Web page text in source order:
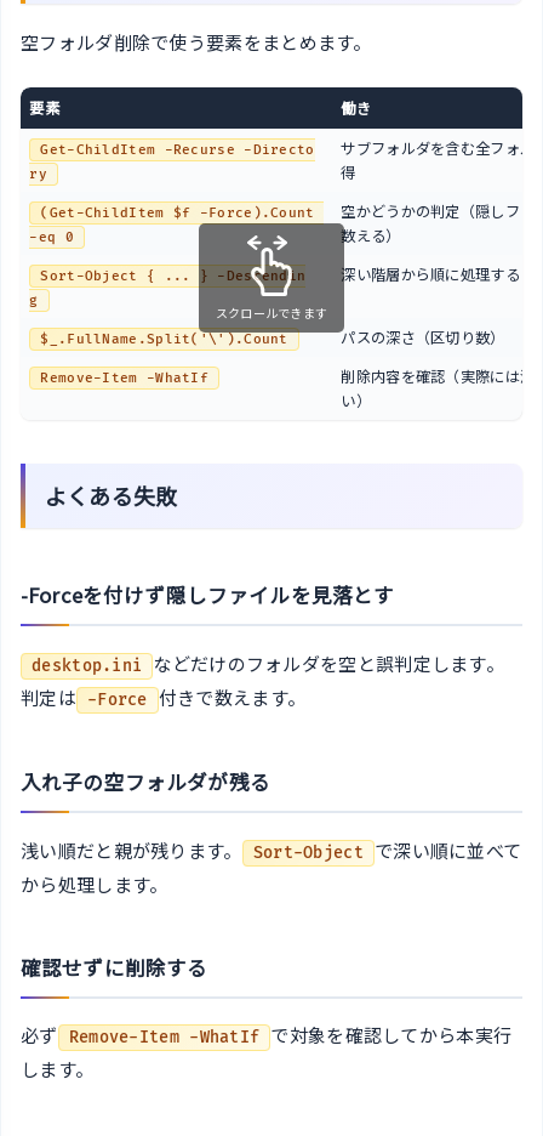
空フォルダ削除で使う要素をまとめます。
要素 働き
Get-ChildItem -Recurse -Directo
ry
サブフォルダを含む全フォル
得
(Get-ChildItem $f -Force).Count
-eq 0
空かどうかの判定（隠しファ
数える）
Sort-Object { ... } -Descendin
g
深い階層から順に処理する
$_.FullName.Split('\').Count パスの深さ（区切り数）
Remove-Item -WhatIf
削除内容を確認（実際には消
い）
スクロールできます
よくある失敗
-Forceを付けず隠しファイルを見落とす
desktop.ini
などだけのフォルダを空と誤判定します。
判定は
-Force 付きで数えます。
入れ子の空フォルダが残る
浅い順だと親が残ります。 Sort-Object
で深い順に並べて
から処理します。
確認せずに削除する
必ず Remove-Item -WhatIf
で対象を確認してから本実行
します。